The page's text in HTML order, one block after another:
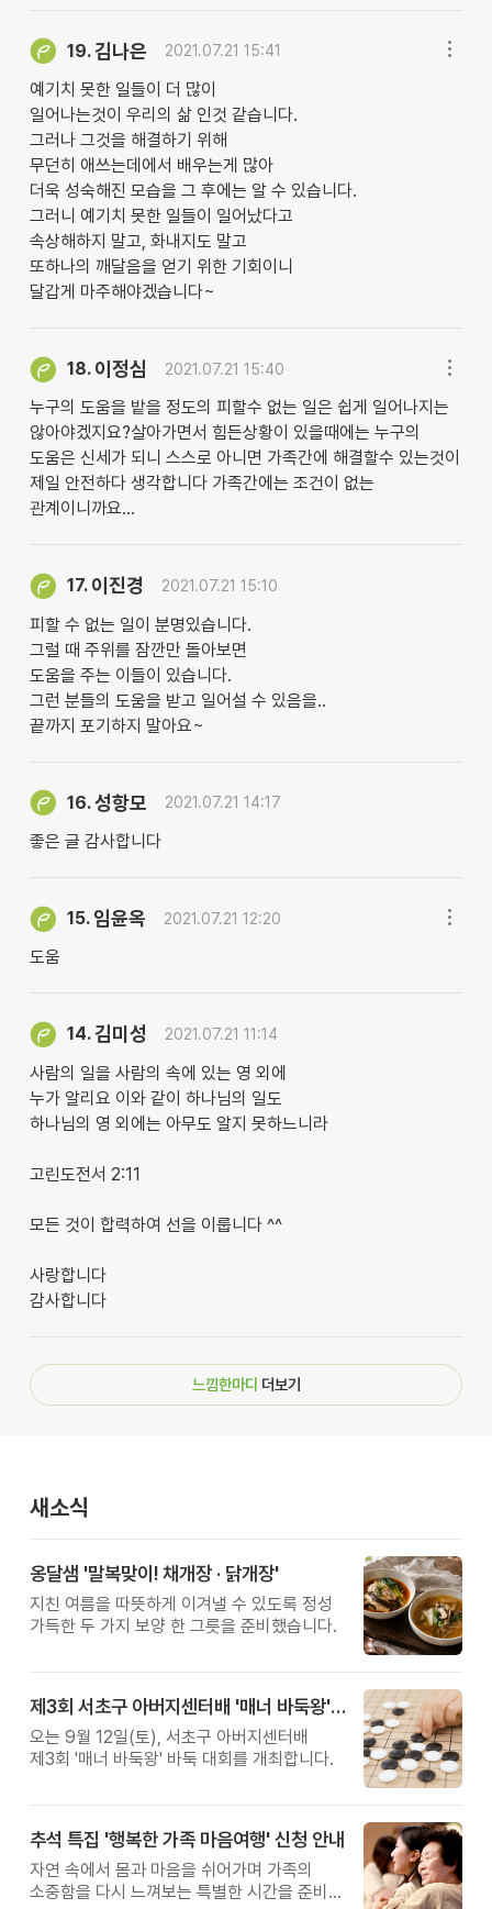
19.김나은 2021.07.21 15:41
예기치 못한 일들이 더 많이
일어나는것이 우리의 삶 인것 같습니다.
그러나 그것을 해결하기 위해
무던히 애쓰는데에서 배우는게 많아
더욱 성숙해진 모습을 그 후에는 알 수 있습니다.
그러니 예기치 못한 일들이 일어났다고
속상해하지 말고, 화내지도 말고
또하나의 깨달음을 얻기 위한 기회이니
달갑게 마주해야겠습니다~
18. 이정심 2021.07.21 15:40
누구의 도움을 밭을 정도의 피할수 없는 일은 쉽게 일어나지는
않아야겠지요?살아가면서 힘든상황이 있을때에는 누구의
도움은 신세가 되니 스스로 아니면 가족간에 해결할수 있는것이
제일 안전하다 생각합니다 가족간에는 조건이 없는
관계이니까요...
17. 이진경 2021.07.21 15:10
피할 수 없는 일이 분명있습니다.
그럴 때 주위를 잠깐만 돌아보면
도움을 주는 이들이 있습니다.
그런 분들의 도움을 받고 일어설 수 있음을..
끝까지 포기하지 말아요~
16.성항모 2021.07.21 14:17
좋은 글 감사합니다
15. 임윤옥 2021.07.21 12:20
도움
14.김미성 2021.07.21 11:14
사람의 일을 사람의 속에 있는 영 외에
누가 알리요 이와 같이 하나님의 일도
하나님의 영 외에는 아무도 알지 못하느니라
고린도전서 2:11
모든 것이 합력하여 선을 이룹니다 ^^
사랑합니다
감사합니다
느낌한마디 더보기
새소식
옹달샘 '말복맞이! 채개장 · 닭개장'
지친 여름을 따뜻하게 이겨낼 수 있도록 정성
가득한 두 가지 보양 한 그릇을 준비했습니다.
제3회 서초구 아버지센터배 '매너 바둑왕' 대회
오는 9월 12일(토), 서초구 아버지센터배
제3회 '매너 바둑왕' 바둑 대회를 개최합니다.
추석 특집 '행복한 가족 마음여행' 신청 안내
자연 속에서 몸과 마음을 쉬어가며 가족의
소중함을 다시 느껴보는 특별한 시간을 준비해